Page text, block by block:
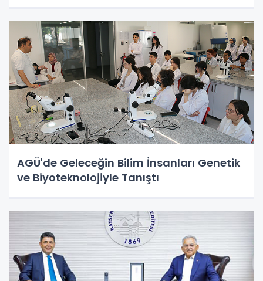
AGÜ'de Geleceğin Bilim İnsanları Genetik
ve Biyoteknolojiyle Tanıştı